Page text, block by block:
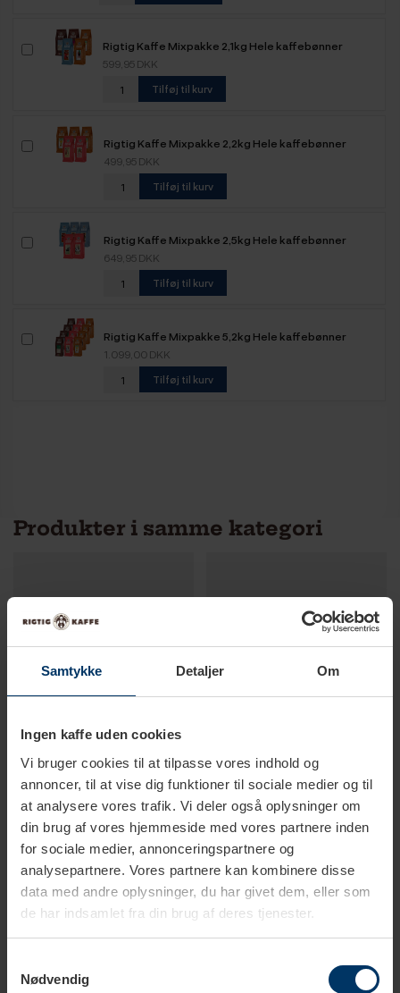
Samtykke Detaljer Om
Ingen kaffe uden cookies
Vi bruger cookies til at tilpasse vores indhold og
annoncer, til at vise dig funktioner til sociale medier og til
at analysere vores trafik. Vi deler også oplysninger om
din brug af vores hjemmeside med vores partnere inden
for sociale medier, annonceringspartnere og
analysepartnere. Vores partnere kan kombinere disse
data med andre oplysninger, du har givet dem, eller som
de har indsamlet fra din brug af deres tjenester.
Nødvendig
Rigtig Kaffe Mixpakke 2,1kg Hele kaffebønner
599,95 DKK
Tilføj til kurv
Rigtig Kaffe Mixpakke 2,2kg Hele kaffebønner
499,95 DKK
Tilføj til kurv
Rigtig Kaffe Mixpakke 2,5kg Hele kaffebønner
649,95 DKK
Tilføj til kurv
Rigtig Kaffe Mixpakke 5,2kg Hele kaffebønner
1.099,00 DKK
Tilføj til kurv
Produkter i samme kategori
1-2 hverdage
Motta Dekorationssæt
199,95 DKK
1-2 hverdage
Motta Mælkesæt
349,97 DKK499,95 DKK